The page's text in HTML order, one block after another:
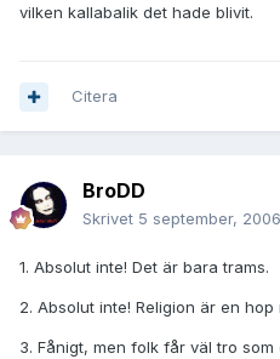
vilken kallabalik det hade blivit.
Citera
BroDD
Skrivet 5 september, 2006
1. Absolut inte! Det är bara trams.
2. Absolut inte! Religion är en
3. Fånigt, men folk får väl tro